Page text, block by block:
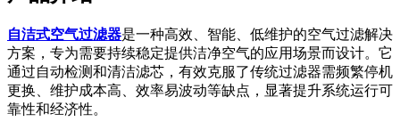
自洁式空气过滤器是一种高效、智能、低维护的空气过滤解决
方案，专为需要持续稳定提供洁净空气的应用场景而设计。它
通过自动检测和清洁滤芯，有效克服了传统过滤器需频繁停机
更换、维护成本高、效率易波动等缺点，显著提升系统运行可
靠性和经济性。